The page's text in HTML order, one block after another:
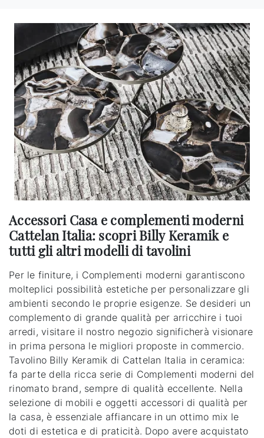
Accessori Casa e complementi moderni
Cattelan Italia: scopri Billy Keramik e
tutti gli altri modelli di tavolini
Per le finiture, i Complementi moderni garantiscono
molteplici possibilità estetiche per personalizzare gli
ambienti secondo le proprie esigenze. Se desideri un
complemento di grande qualità per arricchire i tuoi
arredi, visitare il nostro negozio significherà visionare
in prima persona le migliori proposte in commercio.
Tavolino Billy Keramik di Cattelan Italia in ceramica:
fa parte della ricca serie di Complementi moderni del
rinomato brand, sempre di qualità eccellente. Nella
selezione di mobili e oggetti accessori di qualità per
la casa, è essenziale affiancare in un ottimo mix le
doti di estetica e di praticità. Dopo avere acquistato